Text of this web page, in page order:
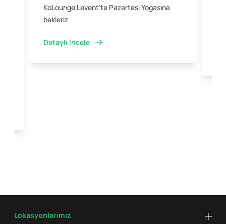
KoLounge Levent'te Pazartesi Yogasına
bekleriz.
Detaylı İncele
Lokasyonlarımız